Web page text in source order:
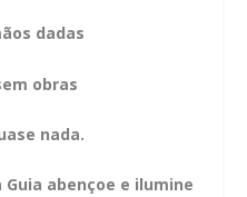
dadas
obras
nada.
Guia abençoe e ilumine